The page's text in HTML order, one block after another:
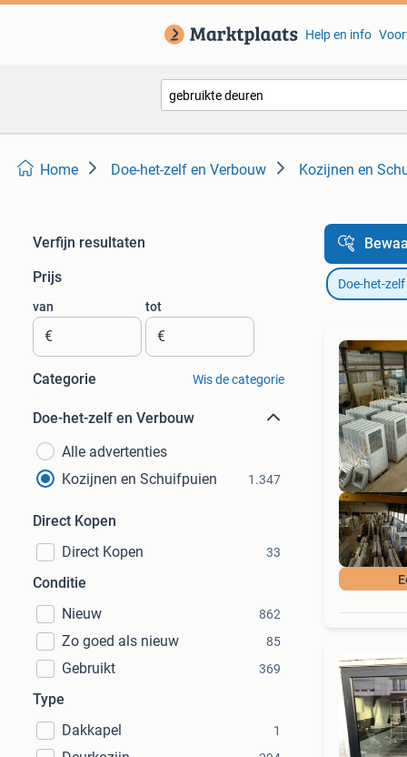
Help en info
Home Doe-het-zelf en Verbouw Kozijnen en
Verfijn resultaten
Prijs
van
€
tot
€
Categorie Wis de categorie
Doe-het-zelf en Verbouw
Alle advertenties
Kozijnen en Schuifpuien
1.347
Direct Kopen
Direct Kopen
33
Conditie
Nieuw
862
Zo goed als nieuw 85
Gebruikt 369
Type
Dakkapel
1
Doe-het-